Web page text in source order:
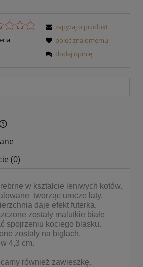
zapytaj o produkt
poleć znajomemu
dodaj opinię
kosztów płatności
(0)
w kształcie leniwych kotów.
tworząc urocze łaty.
daje efekt futerka.
zostały malutkie białe
spojrzeniu kociego blasku.
zostały na biglach.
4,3 cm.
również zawieszkę.